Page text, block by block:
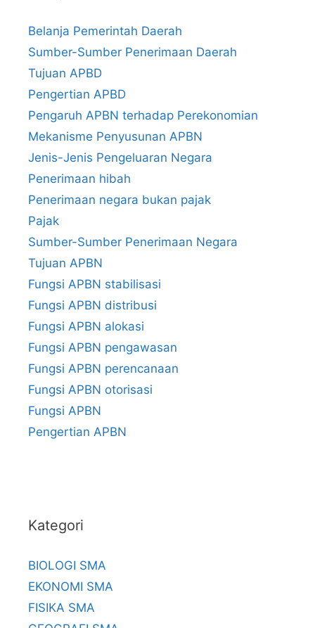
Belanja Pemerintah Daerah
Sumber-Sumber Penerimaan Daerah
Tujuan APBD
Pengertian APBD
Pengaruh APBN terhadap Perekonomian
Mekanisme Penyusunan APBN
Jenis-Jenis Pengeluaran Negara
Penerimaan hibah
Penerimaan negara bukan pajak
Pajak
Sumber-Sumber Penerimaan Negara
Tujuan APBN
Fungsi APBN stabilisasi
Fungsi APBN distribusi
Fungsi APBN alokasi
Fungsi APBN pengawasan
Fungsi APBN perencanaan
Fungsi APBN otorisasi
Fungsi APBN
Pengertian APBN
Kategori
BIOLOGI SMA
EKONOMI SMA
FISIKA SMA